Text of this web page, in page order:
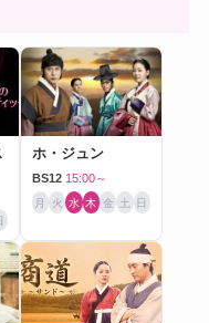
ホ・ジュン
BS12 15:00～
月 火 水 木 金 土 日